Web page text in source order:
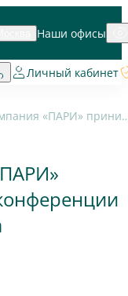
Наши офисы
Личный кабинет
Страховая компания «ПАРИ»